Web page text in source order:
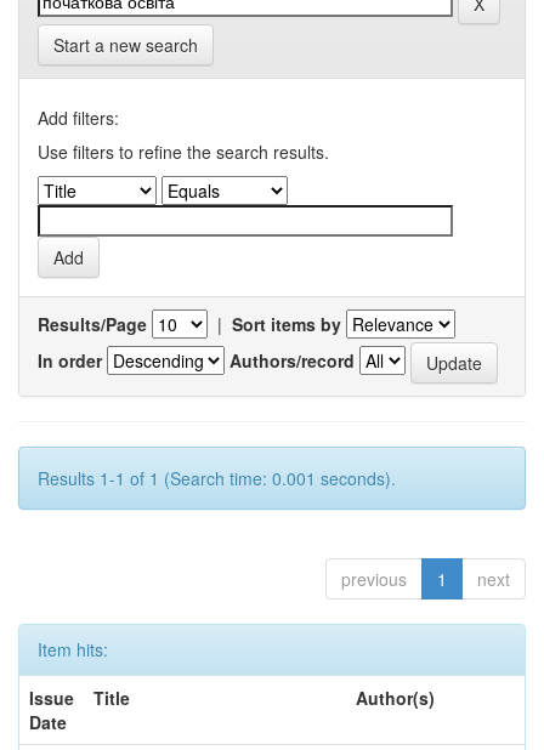
Start a new search
Add filters:
Use filters to refine the search results.
Results/Page | Sort items by
In order
Authors/record
Results 1-1 of 1 (Search time: 0.001 seconds).
previous 1 next
Item hits:
Issue
Date
Title Author(s)